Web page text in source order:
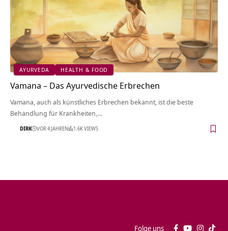
AYURVEDA HEALTH & FOOD
Vamana – Das Ayurvedische Erbrechen
Vamana, auch als künstliches Erbrechen bekannt, ist die beste
Behandlung für Krankheiten,…
DIRK VOR 4 JAHREN 1.6K VIEWS
Folge uns